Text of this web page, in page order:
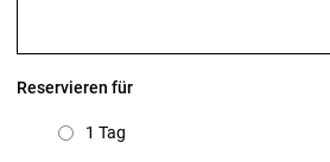
Reservieren für
1 Tag